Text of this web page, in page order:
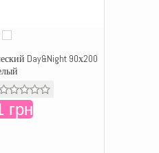
Day&Night 90х200
грн